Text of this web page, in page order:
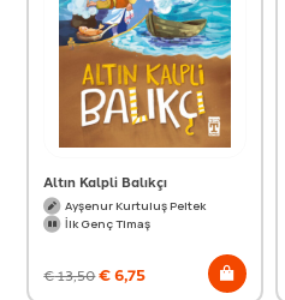
Altın Kalpli Balıkçı
Ayşenur Kurtuluş Peltek
İlk Genç Timaş
€13,50€6,75